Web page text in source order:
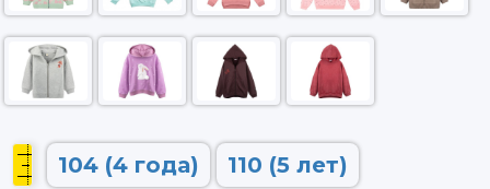
104 (4 года) 110 (5 лет)